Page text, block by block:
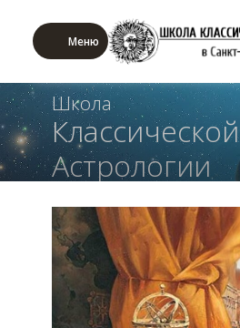
Меню
Школа
Классической
Астрологии